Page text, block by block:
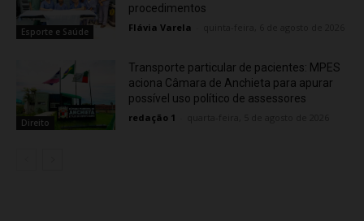
Esporte e Saúde
procedimentos
Flávia Varela
Direito
Transporte particular de pacientes: MPES
aciona Câmara de Anchieta para apurar
possível uso político de assessores
redação 1